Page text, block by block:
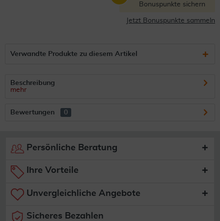
Bonuspunkte sichern
Jetzt Bonuspunkte sammeln
Verwandte Produkte zu diesem Artikel
Beschreibung
mehr
Bewertungen 0
Persönliche Beratung
Ihre Vorteile
Unvergleichliche Angebote
Sicheres Bezahlen